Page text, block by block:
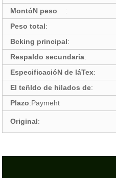
MontóN peso
:
Peso total:
Bcking principal:
Respaldo secundaria:
EspecificacióN de láTex:
El teñIdo de hilados de:
Plazo:Paymeht
Original: